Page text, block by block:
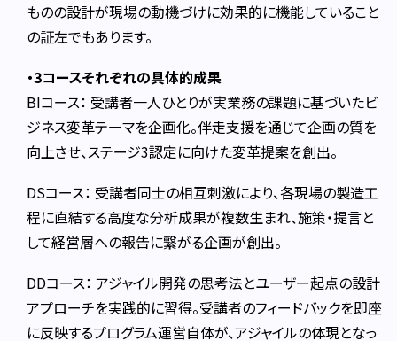
ものの設計が現場の動機づけに効果的に機能していること
の証左でもあります。
・3コースそれぞれの具体的成果
BIコース： 受講者一人ひとりが実業務の課題に基づいたビ
ジネス変革テーマを企画化。伴走支援を通じて企画の質を
向上させ、ステージ3認定に向けた変革提案を創出。
DSコース： 受講者同士の相互刺激により、各現場の製造工
程に直結する高度な分析成果が複数生まれ、施策・提言と
して経営層への報告に繋がる企画が創出。
DDコース： アジャイル開発の思考法とユーザー起点の設計
アプローチを実践的に習得。受講者のフィードバックを即座
に反映するプログラム運営自体が、アジャイルの体現となっ